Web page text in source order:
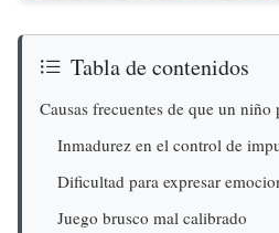
Tabla de contenidos
Causas frecuentes de que un niño
Inmadurez en el control de
Dificultad para expresar
Juego brusco mal calibrado